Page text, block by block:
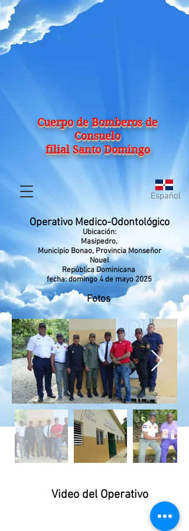
Cuerpo de Bomberos de
Consuelo
filial Santo Domingo
Español
Operativo Medico-Odontológico
Ubicación:
Masipedro,
Municipio Bonao, Provincia Monseñor
Nouel
República Dominicana
fecha: domingo 4 de mayo 2025
Fotos
Video del Operativo